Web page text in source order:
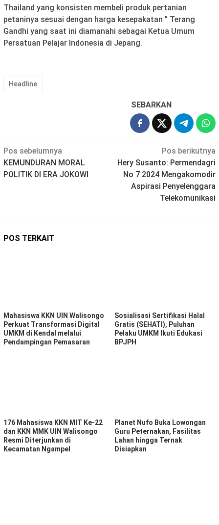
Thailand yang konsisten membeli produk pertanian
petaninya sesuai dengan harga kesepakatan ” Terang
Gandhi yang saat ini diamanahi sebagai Ketua Umum
Persatuan Pelajar Indonesia di Jepang.
Headline
SEBARKAN
Navigasi
pos
Pos sebelumnya
KEMUNDURAN MORAL
POLITIK DI ERA JOKOWI
Pos berikutnya
Hery Susanto: Permendagri
No 7 2024 Mengakomodir
Aspirasi Penyelenggara
Telekomunikasi
POS TERKAIT
Mahasiswa KKN UIN Walisongo
Perkuat Transformasi Digital
UMKM di Kendal melalui
Pendampingan Pemasaran
Sosialisasi Sertifikasi Halal
Gratis (SEHATI), Puluhan
Pelaku UMKM Ikuti Edukasi
BPJPH
176 Mahasiswa KKN MIT Ke-22
dan KKN MMK UIN Walisongo
Resmi Diterjunkan di
Kecamatan Ngampel
Planet Nufo Buka Lowongan
Guru Peternakan, Fasilitas
Lahan hingga Ternak
Disiapkan